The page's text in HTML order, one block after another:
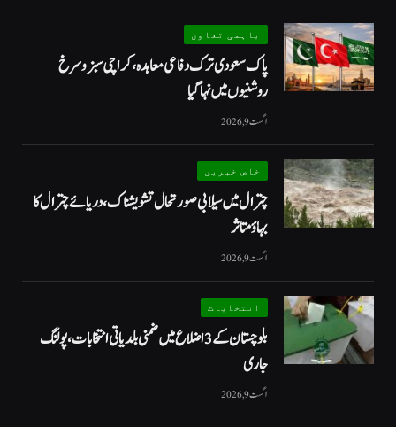
باہمی تعاون
پاک سعودی ترک دفاعی معاہدہ، کراچی سبز و سرخ
روشنیوں میں نہا گیا
اگست 9, 2026
خاص خبریں
چترال میں سیلابی صورتحال تشویشناک، دریائے چترال کا
بہاؤ متاثر
اگست 9, 2026
انتخابات
بلوچستان کے 3 اضلاع میں ضمنی بلدیاتی انتخابات، پولنگ
جاری
اگست 9, 2026